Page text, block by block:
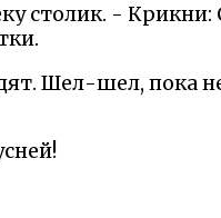
столик. - Крикни:
Шел-шел, пока